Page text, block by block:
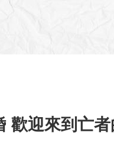
歡迎來到亡者